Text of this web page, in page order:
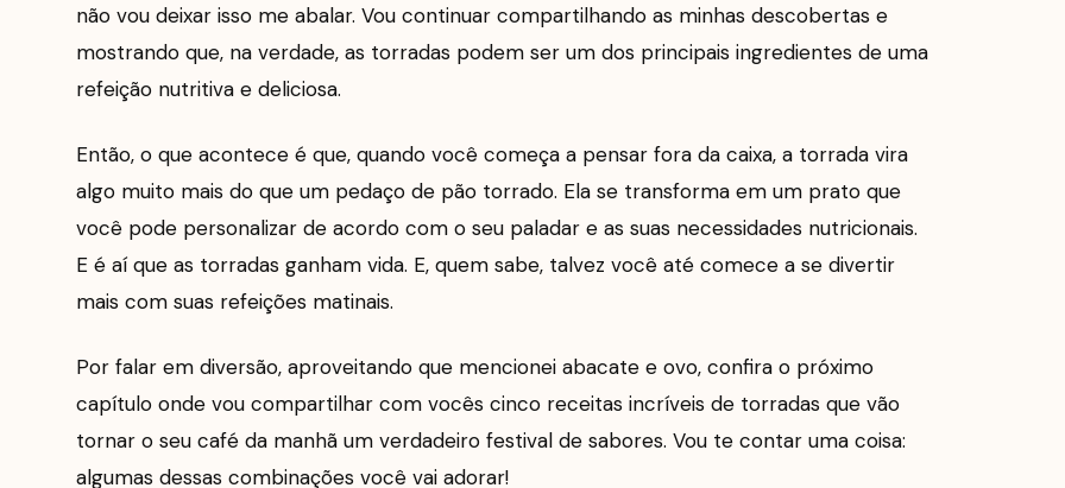
não vou deixar isso me abalar. Vou continuar compartilhando as minhas descobertas e
mostrando que, na verdade, as torradas podem ser um dos principais ingredientes de uma
refeição nutritiva e deliciosa.
Então, o que acontece é que, quando você começa a pensar fora da caixa, a torrada vira
algo muito mais do que um pedaço de pão torrado. Ela se transforma em um prato que
você pode personalizar de acordo com o seu paladar e as suas necessidades nutricionais.
E é aí que as torradas ganham vida. E, quem sabe, talvez você até comece a se divertir
mais com suas refeições matinais.
Por falar em diversão, aproveitando que mencionei abacate e ovo, confira o próximo
capítulo onde vou compartilhar com vocês cinco receitas incríveis de torradas que vão
tornar o seu café da manhã um verdadeiro festival de sabores. Vou te contar uma coisa:
algumas dessas combinações você vai adorar!